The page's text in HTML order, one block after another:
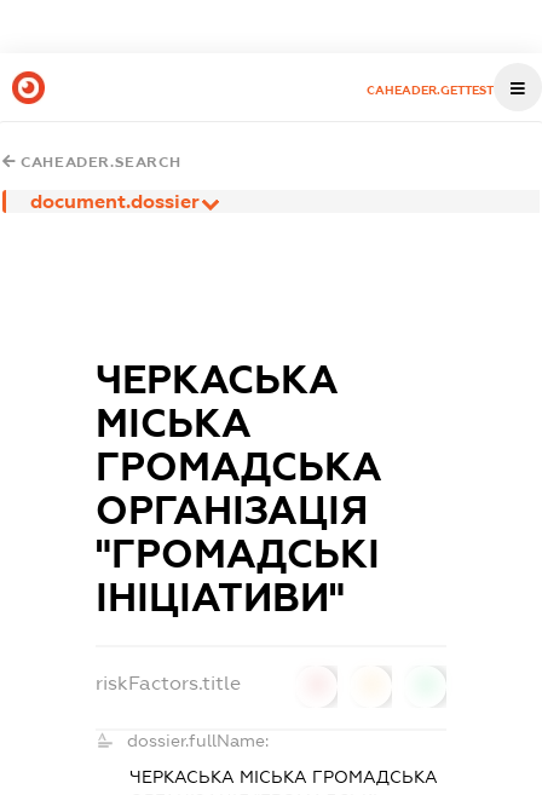
CAHEADER.GETTEST
CAHEADER.SEARCH
document.dossier
ЧЕРКАСЬКА
МІСЬКА
ГРОМАДСЬКА
ОРГАНІЗАЦІЯ
"ГРОМАДСЬКІ
ІНІЦІАТИВИ"
riskFactors.title
dossier.fullName:
ЧЕРКАСЬКА МІСЬКА ГРОМАДСЬКА